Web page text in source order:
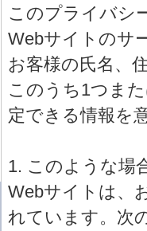
このプライバシ
Webサイトのサ
お客様の氏名、
このうち1つま
定できる情報を
1. このような場
Webサイトは、
れています。次